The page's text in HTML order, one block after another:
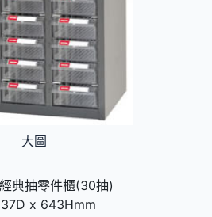
大圖
典抽零件櫃(30抽)
x 643Hmm